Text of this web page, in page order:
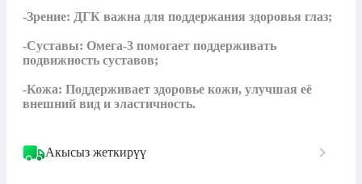
-Зрение: ДГК важна для поддержания здоровья глаз;
-Суставы: Омега-3 помогает поддерживать
подвижность суставов;
-Кожа: Поддерживает здоровье кожи, улучшая её
внешний вид и эластичность.
Акысыз жеткирүү